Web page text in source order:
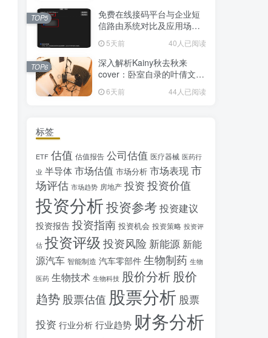
免费在线接码平台与企业短
信路由系统对比及应用场景
5天前 40人已阅读
TOP5
深入解析Kainy秋去秋来
cover：卧室自录的叶倩文经
典粤语情歌翻唱
6天前 44人已阅读
TOP6
标签
ETF 估值 估值报告 公司估值 医疗器械 医药行
业 半导体市场估值 市场分析 市场表现市
场评估 市场趋势 房地产 投资 投资价值
投资分析投资参考 投资建议
投资报告 投资指南 投资机会 投资策略 投资评
估 投资评级 投资风险 新能源 新能
源汽车 智能制造 汽车零部件 生物制药 生物
医药 生物技术 生物科技 股价分析 股价
趋势 股票估值 股票分析 股票
投资 行业分析 行业趋势 财务分析